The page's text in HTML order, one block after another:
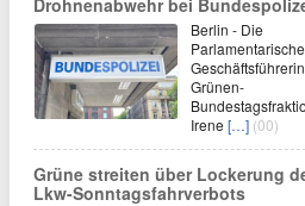
Drohnenabwehr bei
Berlin - Die
Parlamentarische
Grünen-
Irene […] (00)
Grüne streiten über Lockerung
Lkw-Sonntagsfahrverbots